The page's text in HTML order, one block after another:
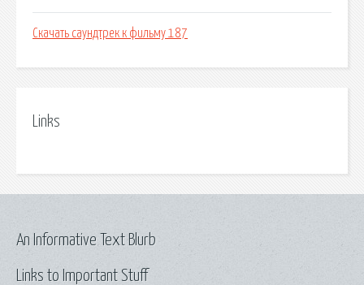
Скачать саундтрек к фильму 187
Links
Links to Important Stuff
An Informative Text Blurb